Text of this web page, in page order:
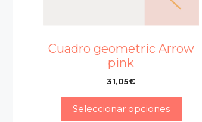
Cuadro geometric Arrow
pink
31,05€
Seleccionar opciones